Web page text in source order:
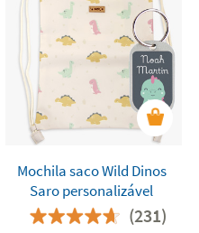
Mochila saco Wild Dinos
Saro personalizável
(231)